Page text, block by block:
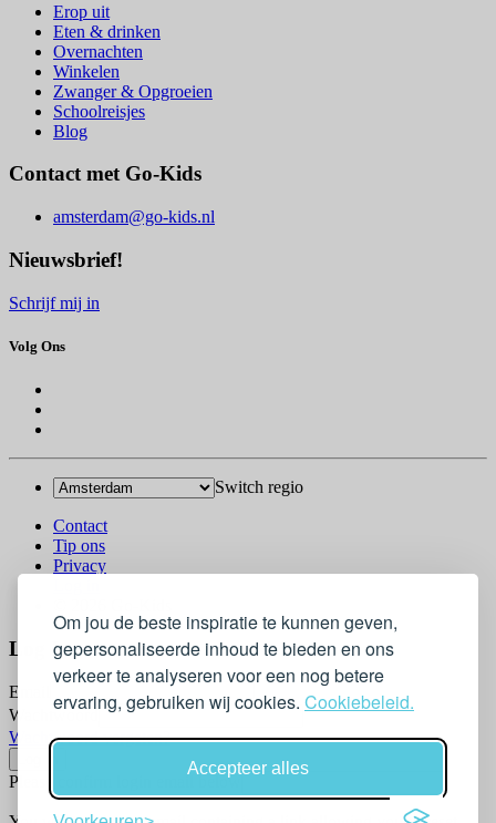
Om jou de beste inspiratie te kunnen geven,
gepersonaliseerde inhoud te bieden en ons
verkeer te analyseren voor een nog betere
ervaring, gebruiken wij cookies. Cookiebeleid.
Accepteer alles
Erop uit
Eten & drinken
Overnachten
Winkelen
Zwanger & Opgroeien
Schoolreisjes
Blog
Contact met Go-Kids
amsterdam@go-kids.nl
Nieuwsbrief!
Schrijf mij in
Volg Ons
Switch regio
Contact
Tip ons
Privacy
Log In
Email
Wachtwoord
Wachtwoord vergeten?
Please confirm login email below